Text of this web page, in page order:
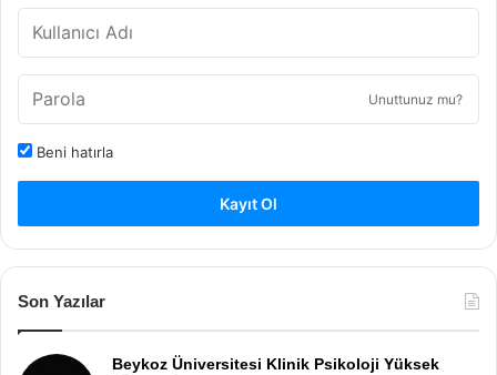
Unuttunuz mu?
Beni hatırla
Kayıt Ol
Son Yazılar
Beykoz Üniversitesi Klinik Psikoloji Yüksek